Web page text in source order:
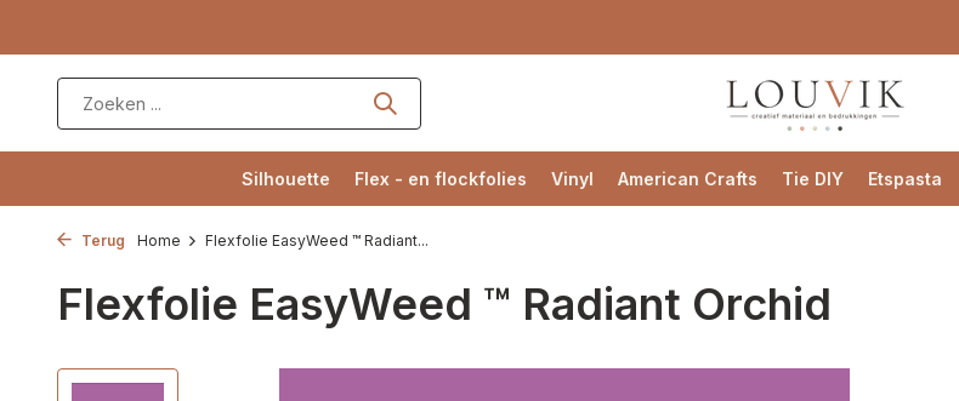
Silhouette Flex - en flockfolies Vinyl American Crafts Tie DIY Etspasta
Terug Home Flexfolie EasyWeed ™ Radiant...
Flexfolie EasyWeed ™ Radiant Orchid